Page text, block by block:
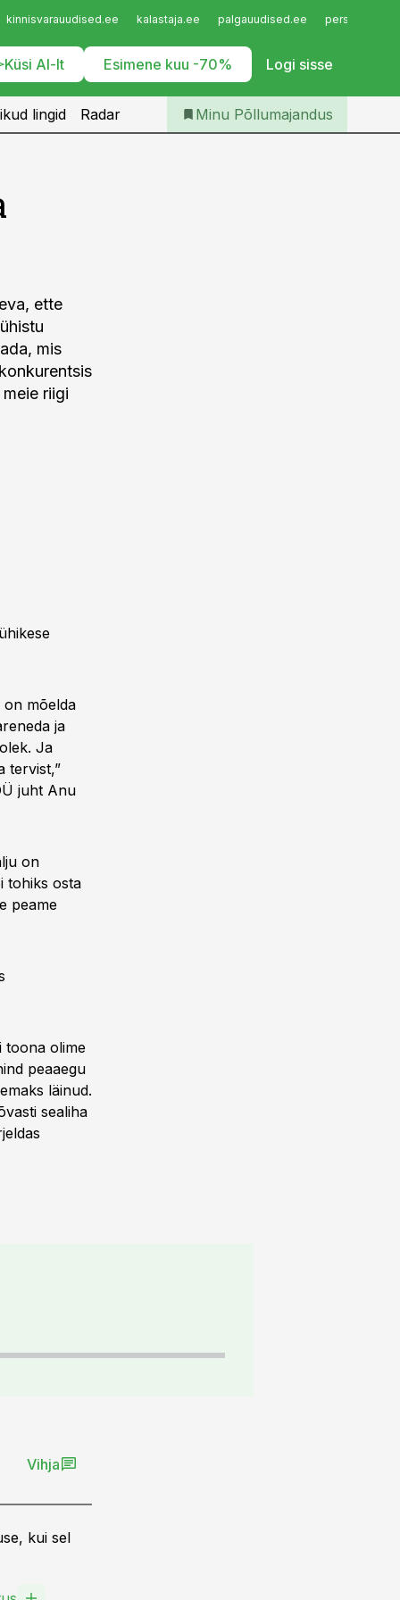
kinnisvarauudised.ee kalastaja.ee palgauudised.ee
Küsi AI-lt Esimene kuu -70% Logi sisse
Iseteenindus
Telli Põllumajandus
lingid Radar Minu Põllumajandus
ette
mis
riigi
on mõelda
ja
Ja
tervist,”
juht Anu
on
tohiks osta
peame
toona olime
peaaegu
läinud.
sealiha
Vihja
kui sel